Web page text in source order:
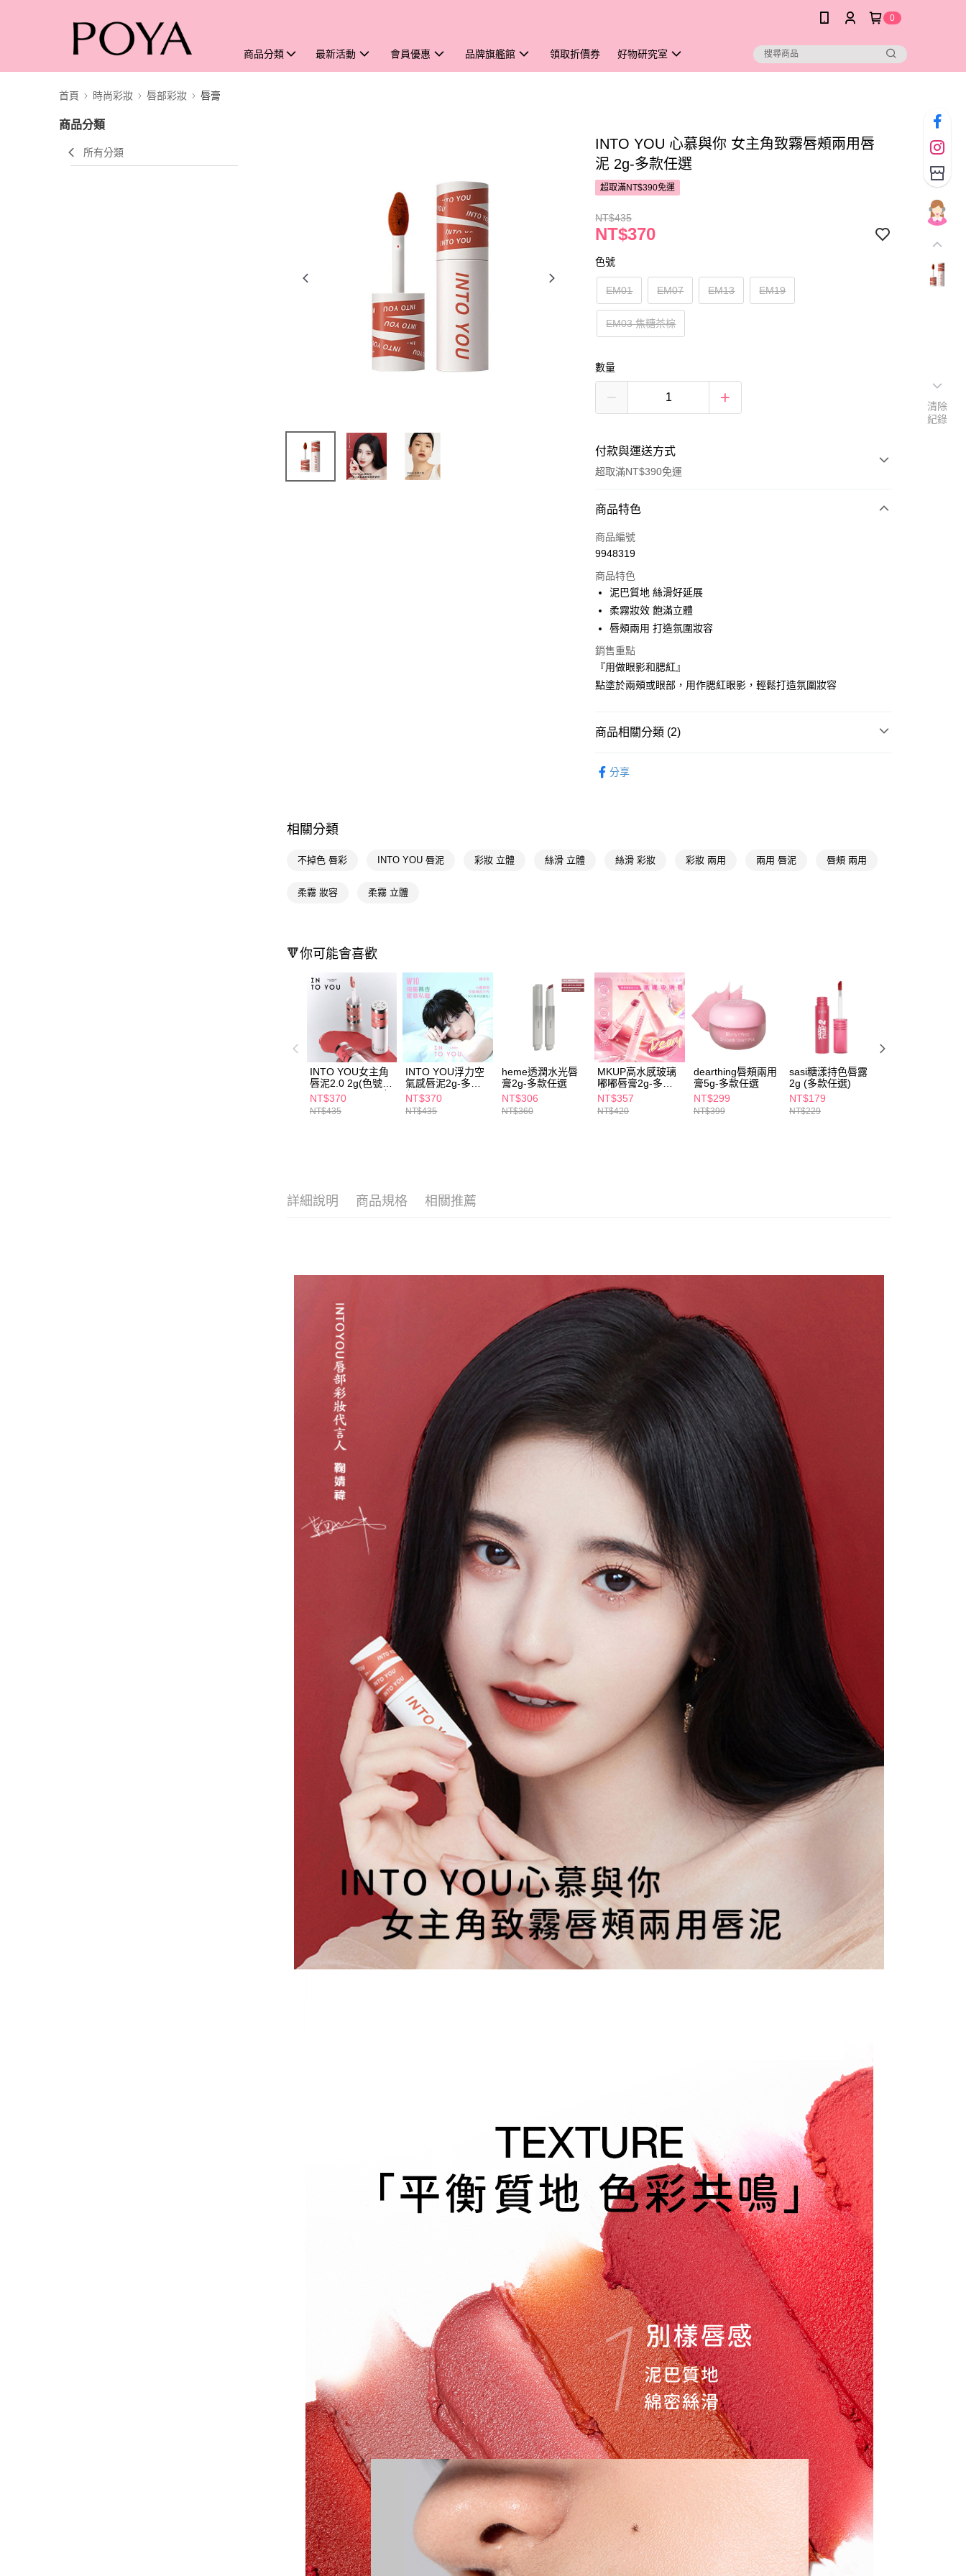
0
商品分類 最新活動 會員優惠 品牌旗艦館 領取折價券 好物研究室
首頁 時尚彩妝 唇部彩妝 唇膏
商品分類
所有分類
INTO YOU 心慕與你 女主角致霧唇頰兩用唇
泥 2g-多款任選
超取滿NT$390免運
NT$435
NT$370
色號
EM01 EM07 EM13 EM19
EM03 焦糖茶棕
數量
付款與運送方式
超取滿NT$390免運
付款方式
POYA支付
超商取貨付款
LINE Pay
街口支付
相關說明
【關於「AFTEE先享後付」】
先享後付繳納相關費用。
※ 交易是否成功請以「AFTEE先享後付 」之結帳頁面顯示為準，若有關於
是否繳費成功／繳費後需取消欲退款等相關疑問，請聯繫「AFTEE先享後
付客戶支援中心」https://netprotections.freshdesk.com/support/home
【注意事項】
１．透過由恩沛科技股份有限公司提供之「AFTEE先享後付」服務完成之
交易，需依本服務之必要範圍內提供個人資料，並將交易相關給付款項請
求債權轉讓予恩沛科技股份有限公司。
２．關於個人資料處理事宜，請瀏覽以下網址：
https://aftee.tw/terms/#terms3
３．未成年的使用者請事先徵得法定代理人或監護人之同意方可使用
全家取貨付款
每筆NT$65，滿NT$490(含以上)免運費
付款後萊爾富取貨
每筆NT$65，滿NT$490(含以上)免運費
7-11取貨付款
每筆NT$65，滿NT$490(含以上)免運費
付款後7-11取貨
每筆NT$65，滿NT$490(含以上)免運費
商品特色
商品編號
9948319
商品特色
泥巴質地 絲滑好延展
柔霧妝效 飽滿立體
唇頰兩用 打造氛圍妝容
銷售重點
『用做眼影和腮紅』
點塗於兩頰或眼部，用作腮紅眼影，輕鬆打造氛圍妝容
商品相關分類 (2)
分享
相關分類
不掉色 唇彩 INTO YOU 唇泥 彩妝 立體 絲滑 立體 絲滑 彩妝 彩妝 兩用 兩用 唇泥 唇頰 兩用
柔霧 妝容 柔霧 立體
🔻你可能會喜歡
INTO YOU女主角
唇泥2.0 2g(色號
MEM101~105)-多
款任選
NT$370
NT$435
INTO YOU浮力空
氣感唇泥2g-多款
任選
NT$370
NT$435
heme透潤水光唇
膏2g-多款任選
NT$306
NT$360
MKUP高水感玻璃
嘟嘟唇膏2g-多款
任選
NT$357
NT$420
dearthing唇頰兩用
膏5g-多款任選
NT$299
NT$399
sasi糖漾持色唇露
2g (多款任選)
NT$179
NT$229
詳細說明 商品規格 相關推薦
清除
紀錄